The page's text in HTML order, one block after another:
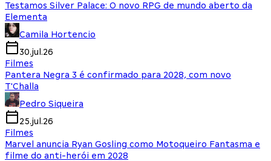
Testamos Silver Palace: O novo RPG de mundo aberto da
Elementa
Camila Hortencio
30.jul.26
Filmes
Pantera Negra 3 é confirmado para 2028, com novo
T'Challa
Pedro Siqueira
25.jul.26
Filmes
Marvel anuncia Ryan Gosling como Motoqueiro Fantasma e
filme do anti-herói em 2028